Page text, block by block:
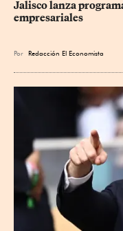
Jalisco lanza
empresariales
Por Redacción El Economista